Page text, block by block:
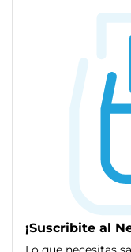
¡Suscribite al